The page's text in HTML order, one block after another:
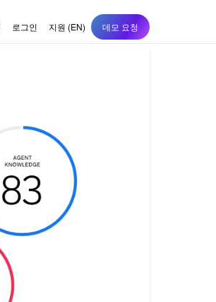
로그인 지원 (EN) 데모 요청